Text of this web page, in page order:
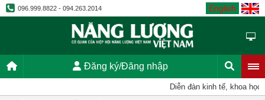
096.999.8822 - 094.263.2014 English
Đăng ký/Đăng nhập
Diễn đàn kinh tế, khoa học,